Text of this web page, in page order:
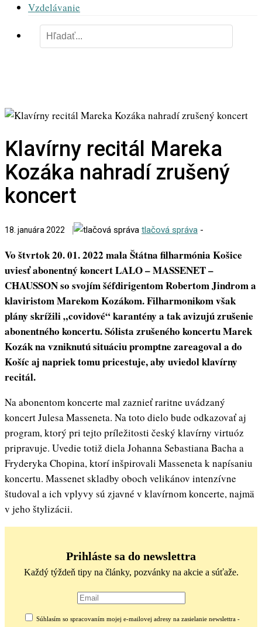
Vzdelávanie
Klavírny recitál Mareka
Kozáka nahradí zrušený
koncert
18. januára 2022 tlačová správa -
Vo štvrtok 20. 01. 2022 mala Štátna filharmónia Košice
uviesť abonentný koncert LALO – MASSENET –
CHAUSSON so svojím šéfdirigentom Robertom Jindrom a
klaviristom Marekom Kozákom. Filharmonikom však
plány skrížili „covidové“ karantény a tak avizujú zrušenie
abonentného koncertu. Sólista zrušeného koncertu Marek
Kozák na vzniknutú situáciu promptne zareagoval a do
Košíc aj napriek tomu pricestuje, aby uviedol klavírny
recitál.
Na abonentom koncerte mal zaznieť raritne uvádzaný
koncert Julesa Masseneta. Na toto dielo bude odkazovať aj
program, ktorý pri tejto príležitosti český klavírny virtuóz
pripravuje. Uvedie totiž diela Johanna Sebastiana Bacha a
Fryderyka Chopina, ktorí inšpirovali Masseneta k napísaniu
koncertu. Massenet skladby oboch velikánov intenzívne
študoval a ich vplyvy sú zjavné v klavírnom koncerte, najmä
v jeho štylizácii.
Prihláste sa do newslettra
Každý týždeň tipy na články, pozvánky na akcie a súťaže.
Súhlasím so spracovaním mojej e-mailovej adresy na zasielanie newslettra -